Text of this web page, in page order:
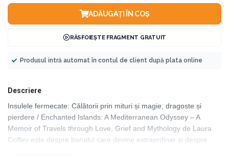
ADĂUGAȚI ÎN COȘ
RĂSFOIEȘTE FRAGMENT GRATUIT
Produsul intră automat în contul de client după plata online
Descriere
Insulele fermecate: Călătorii prin mituri și magie, dragoste și
pierdere / Enchanted Islands: A Mediterranean Odyssey – A
Memoir of Travels through Love, Grief and Mythology de Laura
Coffey este despre banalul care devine extraordinar și despre